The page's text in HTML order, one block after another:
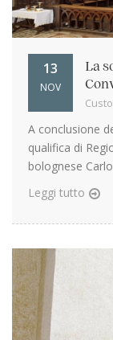
13
NOV
La
A conclusione
qualifica di
bolognese
Leggi tutto